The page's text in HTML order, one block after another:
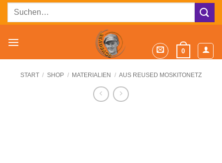
ZumSuchen
0
START / SHOP / MATERIALIEN / AUS REUSED MOSKITONETZ